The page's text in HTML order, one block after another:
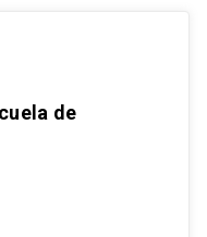
de